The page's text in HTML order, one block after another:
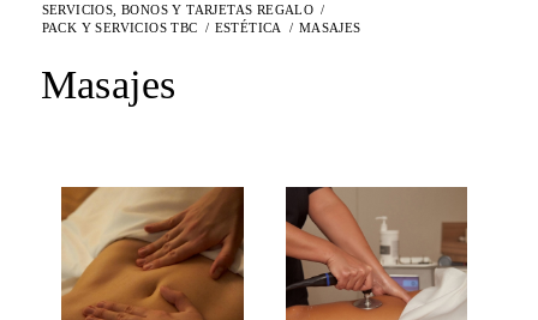
SERVICIOS, BONOS Y TARJETAS REGALO /
PACK Y SERVICIOS TBC / ESTÉTICA / MASAJES
Masajes